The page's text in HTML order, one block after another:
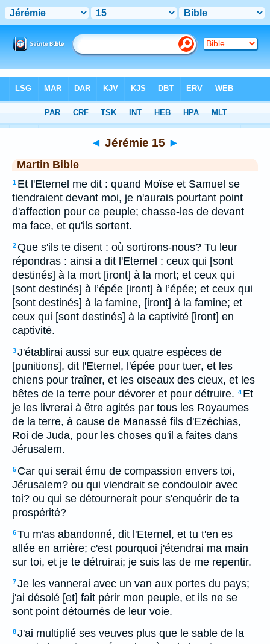
> Jérémie 15
◄ Jérémie 15 ►
Martin Bible
1 Et l'Eternel me dit : quand Moïse et Samuel se
tiendraient devant moi, je n'aurais pourtant point
d'affection pour ce peuple; chasse-les de devant
ma face, et qu'ils sortent.
2Que s'ils te disent : où sortirons-nous? Tu leur
répondras : ainsi a dit l'Eternel : ceux qui [sont
destinés] à la mort [iront] à la mort; et ceux qui
[sont destinés] à l’épée [iront] à l’épée; et ceux qui
[sont destinés] à la famine, [iront] à la famine; et
ceux qui [sont destinés] à la captivité [iront] en
captivité.
3J'établirai aussi sur eux quatre espèces de
[punitions], dit l'Eternel, l'épée pour tuer, et les
chiens pour traîner, et les oiseaux des cieux, et les
bêtes de la terre pour dévorer et pour détruire. 4 Et
je les livrerai à être agités par tous les Royaumes
de la terre, à cause de Manassé fils d'Ezéchias,
Roi de Juda, pour les choses qu'il a faites dans
Jérusalem.
5 Car qui serait ému de compassion envers toi,
Jérusalem? ou qui viendrait se condouloir avec
toi? ou qui se détournerait pour s'enquérir de ta
prospérité?
6Tu m'as abandonné, dit l'Eternel, et tu t'en es
allée en arrière; c'est pourquoi j'étendrai ma main
sur toi, et je te détruirai; je suis las de me repentir.
7Je les vannerai avec un van aux portes du pays;
j'ai désolé [et] fait périr mon peuple, et ils ne se
sont point détournés de leur voie.
8J'ai multiplié ses veuves plus que le sable de la